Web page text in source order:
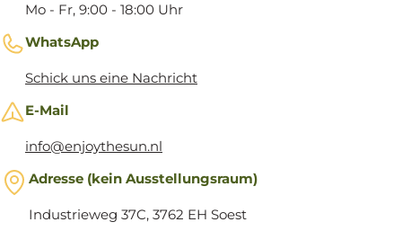
Mo - Fr, 9:00 - 18:00 Uhr
WhatsApp
Schick uns eine Nachricht
E-Mail
info@enjoythesun.nl
Adresse (kein Ausstellungsraum)
Industrieweg 37C, 3762 EH Soest